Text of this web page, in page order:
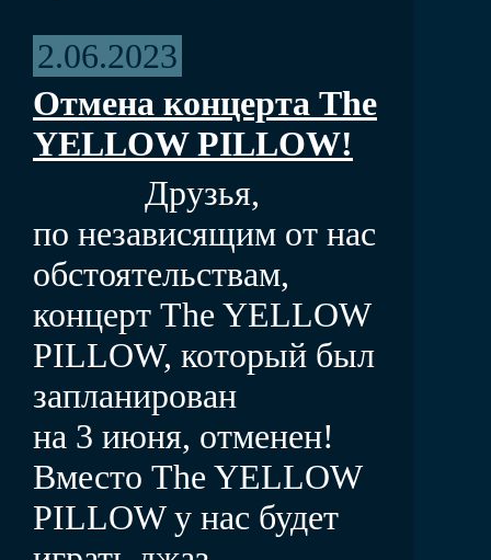
2.06.2023
Отмена концерта The
YELLOW PILLOW!
Друзья,
по независящим от нас
обстоятельствам,
концерт The YELLOW
PILLOW, который был
запланирован
на 3 июня, отменен!
Вместо The YELLOW
PILLOW у нас будет